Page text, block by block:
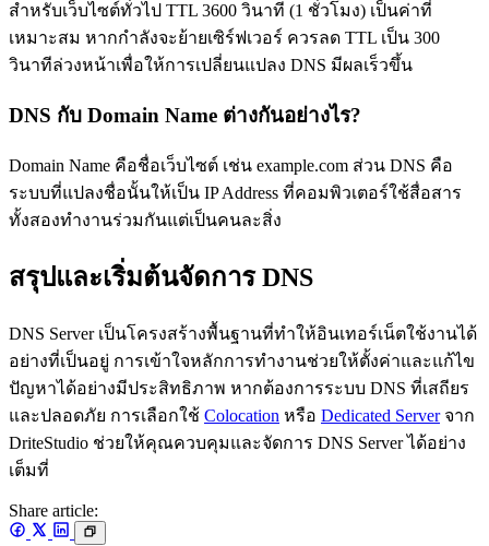
สำหรับเว็บไซต์ทั่วไป TTL 3600 วินาที (1 ชั่วโมง) เป็นค่าที่
เหมาะสม หากกำลังจะย้ายเซิร์ฟเวอร์ ควรลด TTL เป็น 300
วินาทีล่วงหน้าเพื่อให้การเปลี่ยนแปลง DNS มีผลเร็วขึ้น
DNS กับ Domain Name ต่างกันอย่างไร?
Domain Name คือชื่อเว็บไซต์ เช่น example.com ส่วน DNS คือ
ระบบที่แปลงชื่อนั้นให้เป็น IP Address ที่คอมพิวเตอร์ใช้สื่อสาร
ทั้งสองทำงานร่วมกันแต่เป็นคนละสิ่ง
สรุปและเริ่มต้นจัดการ DNS
DNS Server เป็นโครงสร้างพื้นฐานที่ทำให้อินเทอร์เน็ตใช้งานได้
อย่างที่เป็นอยู่ การเข้าใจหลักการทำงานช่วยให้ตั้งค่าและแก้ไข
ปัญหาได้อย่างมีประสิทธิภาพ หากต้องการระบบ DNS ที่เสถียร
และปลอดภัย การเลือกใช้ Colocation หรือ Dedicated Serverจาก
DriteStudio ช่วยให้คุณควบคุมและจัดการ DNS Server ได้อย่าง
เต็มที่
Share article: